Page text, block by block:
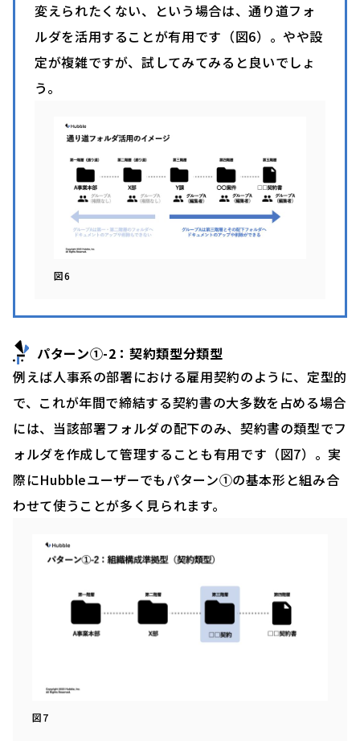
変えられたくない、という場合は、通り道フォ
ルダを活用することが有用です（図6）。やや設
定が複雑ですが、試してみてみると良いでしょ
う。
図6
パターン①-2：契約類型分類型
例えば人事系の部署における雇用契約のように、定型的
で、これが年間で締結する契約書の大多数を占める場合
には、当該部署フォルダの配下のみ、契約書の類型でフ
ォルダを作成して管理することも有用です（図7）。実
際にHubbleユーザーでもパターン①の基本形と組み合
わせて使うことが多く見られます。
図7